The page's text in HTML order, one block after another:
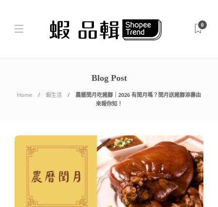
0
Blog Post
Home 蝦生活
農曆閏月吃豬腳｜2026 有閏月嗎？閏月送豬腳添壽由
來報你知！